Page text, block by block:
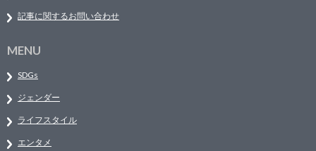
記事に関するお問い合わせ
MENU
SDGs
ジェンダー
ライフスタイル
エンタメ